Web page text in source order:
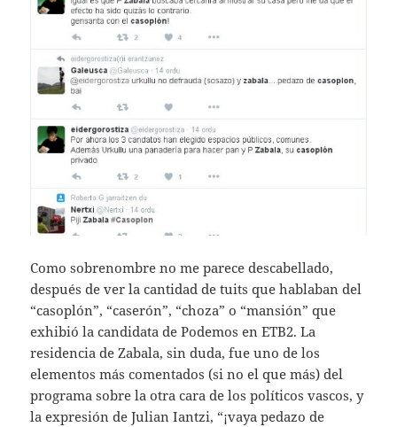
Como sobrenombre no me parece descabellado,
después de ver la cantidad de tuits que hablaban del
“casoplón”, “caserón”, “choza” o “mansión” que
exhibió la candidata de Podemos en ETB2. La
residencia de Zabala, sin duda, fue uno de los
elementos más comentados (si no el que más) del
programa sobre la otra cara de los políticos vascos, y
la expresión de Julian Iantzi, “¡vaya pedazo de